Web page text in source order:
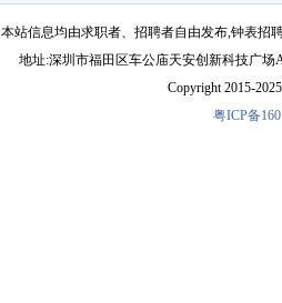
本站信息均由求职者、招聘者自由发布,钟表招
地址:深圳市福田区车公庙天安创新科技广场
Copyright 2015-
粤ICP备